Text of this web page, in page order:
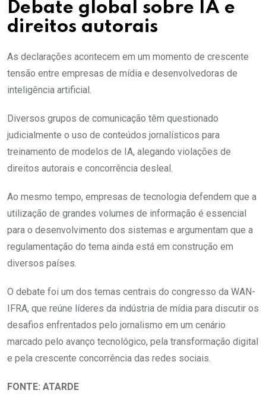
Debate global sobre IA e
direitos autorais
As declarações acontecem em um momento de crescente
tensão entre empresas de mídia e desenvolvedoras de
inteligência artificial.
Diversos grupos de comunicação têm questionado
judicialmente o uso de conteúdos jornalísticos para
treinamento de modelos de IA, alegando violações de
direitos autorais e concorrência desleal.
Ao mesmo tempo, empresas de tecnologia defendem que a
utilização de grandes volumes de informação é essencial
para o desenvolvimento dos sistemas e argumentam que a
regulamentação do tema ainda está em construção em
diversos países.
O debate foi um dos temas centrais do congresso da WAN-
IFRA, que reúne líderes da indústria de mídia para discutir os
desafios enfrentados pelo jornalismo em um cenário
marcado pelo avanço tecnológico, pela transformação digital
e pela crescente concorrência das redes sociais.
FONTE: ATARDE